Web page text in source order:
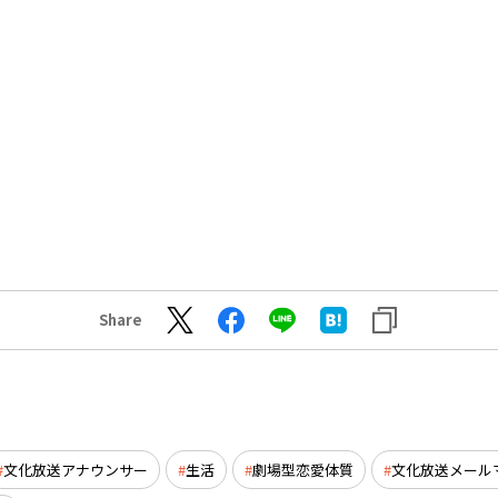
Share
文化放送アナウンサー 生活 劇場型恋愛体質 文化放送メール